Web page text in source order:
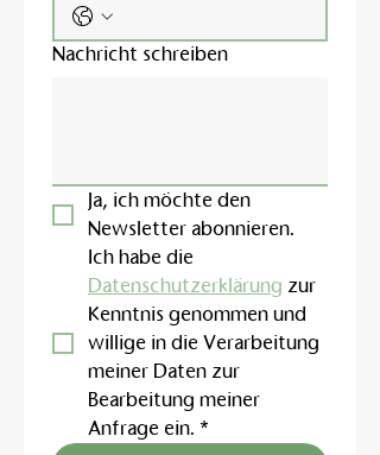
Nachricht schreiben
Ja, ich möchte den
Newsletter abonnieren.
Datenschutzerklärung zur
Kenntnis genommen und
willige in die Verarbeitung
meiner Daten zur
Bearbeitung meiner
Anfrage ein. *